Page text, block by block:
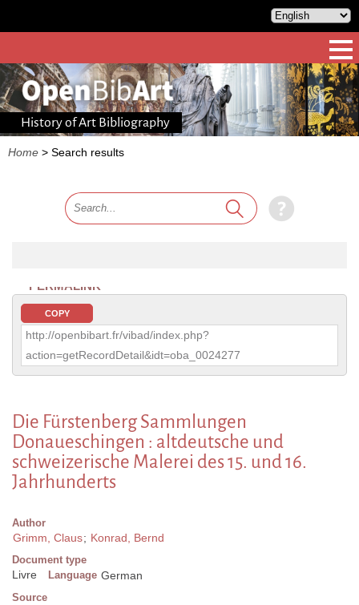
History of Art Bibliography
Home > Search results
PERMALINK
COPY
http://openbibart.fr/vibad/index.php?
action=getRecordDetail&idt=oba_0024277
Die Fürstenberg Sammlungen
Donaueschingen : altdeutsche und
schweizerische Malerei des 15. und 16.
Jahrhunderts
Author
Grimm, Claus; Konrad, Bernd
Document type
Livre Language German
Source